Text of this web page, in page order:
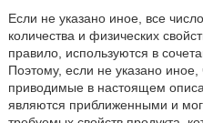
Если не указано иное, все
количества и физических
правило, используются в
Поэтому, если не указано
приводимые в настоящем
являются приближенными и